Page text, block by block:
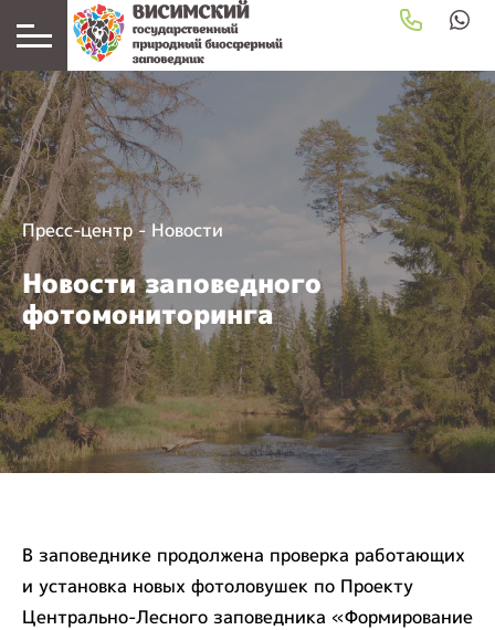
Пресс-центр- Новости
Новости заповедного
фотомониторинга
В заповеднике продолжена проверка работающих
и установка новых фотоловушек по Проекту
Центрально-Лесного заповедника «Формирование